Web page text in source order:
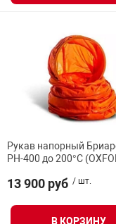
Рукав напорный
РН-400 до 200°С
13 900 руб / шт.
В КОРЗИНУ